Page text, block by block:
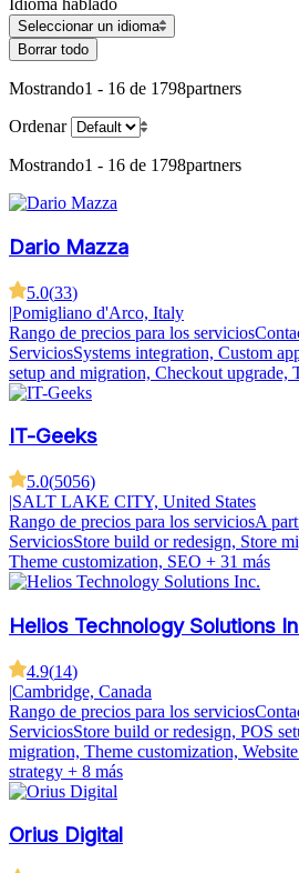
Idioma hablado
Seleccionar un idioma
Borrar todo
Mostrando1 - 16 de 1798partners
Ordenar
Mostrando1 - 16 de 1798partners
Dario Mazza
5.0(33)
|Pomigliano d'Arco, Italy
Rango de precios para los servicios
ServiciosSystems integration, Custom
setup and migration, Checkout upgrade,
IT-Geeks
5.0(5056)
|SALT LAKE CITY, United States
Rango de precios para los serviciosA
ServiciosStore build or redesign, Store
Theme customization, SEO + 31 más
Helios Technology Solutions
4.9(14)
|Cambridge, Canada
Rango de precios para los servicios
ServiciosStore build or redesign, POS
migration, Theme customization,
strategy + 8 más
Orius Digital